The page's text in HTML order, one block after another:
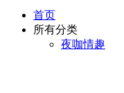
首页
所有分类
夜咖情趣